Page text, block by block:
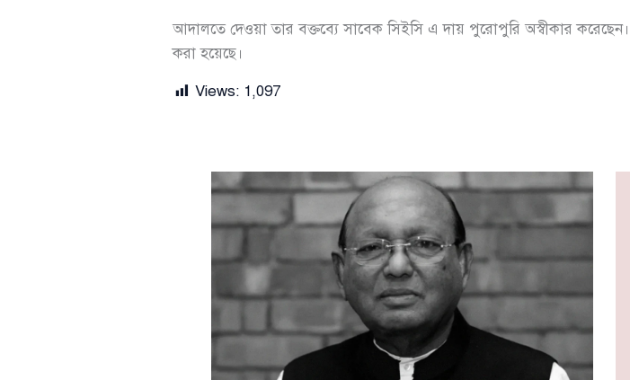
আদালতে দেওয়া তার বক্তব্যে সাবেক সিইসি এ দায় পুরোপুরি অস্বীকার করেছেন।
করা হয়েছে।
Views: 1,097